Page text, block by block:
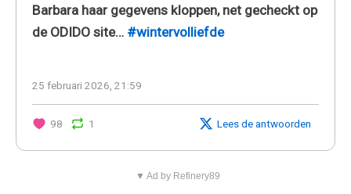
Barbara haar gegevens kloppen, net gecheckt op
de ODIDO site… #wintervolliefde
25 februari 2026, 21:59
98 1 Lees de antwoorden
▼ Ad by Refinery89